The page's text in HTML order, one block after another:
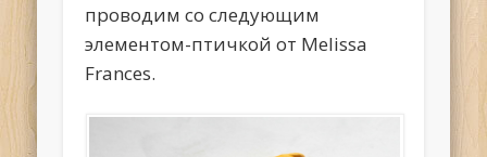
проводим со следующим
элементом-птичкой от Melissa
Frances.